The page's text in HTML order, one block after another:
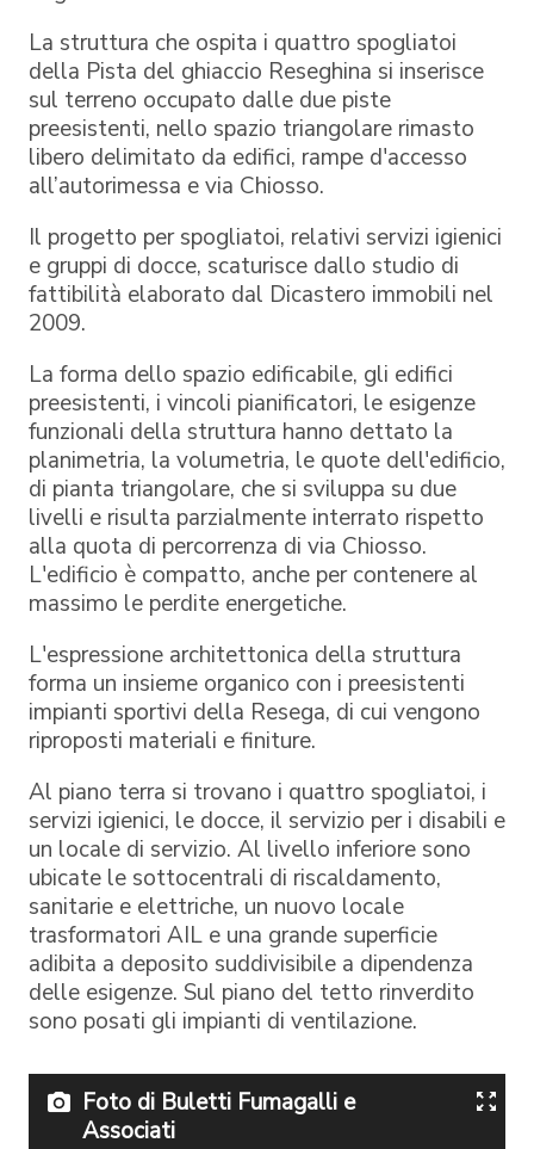
La struttura che ospita i quattro spogliatoi
della Pista del ghiaccio Reseghina si inserisce
sul terreno occupato dalle due piste
preesistenti, nello spazio triangolare rimasto
libero delimitato da edifici, rampe d'accesso
all’autorimessa e via Chiosso.
Il progetto per spogliatoi, relativi servizi igienici
e gruppi di docce, scaturisce dallo studio di
fattibilità elaborato dal Dicastero immobili nel
2009.
La forma dello spazio edificabile, gli edifici
preesistenti, i vincoli pianificatori, le esigenze
funzionali della struttura hanno dettato la
planimetria, la volumetria, le quote dell'edificio,
di pianta triangolare, che si sviluppa su due
livelli e risulta parzialmente interrato rispetto
alla quota di percorrenza di via Chiosso.
L'edificio è compatto, anche per contenere al
massimo le perdite energetiche.
L'espressione architettonica della struttura
forma un insieme organico con i preesistenti
impianti sportivi della Resega, di cui vengono
riproposti materiali e finiture.
Al piano terra si trovano i quattro spogliatoi, i
servizi igienici, le docce, il servizio per i disabili e
un locale di servizio. Al livello inferiore sono
ubicate le sottocentrali di riscaldamento,
sanitarie e elettriche, un nuovo locale
trasformatori AIL e una grande superficie
adibita a deposito suddivisibile a dipendenza
delle esigenze. Sul piano del tetto rinverdito
sono posati gli impianti di ventilazione.
Foto di Buletti Fumagalli e
Associati